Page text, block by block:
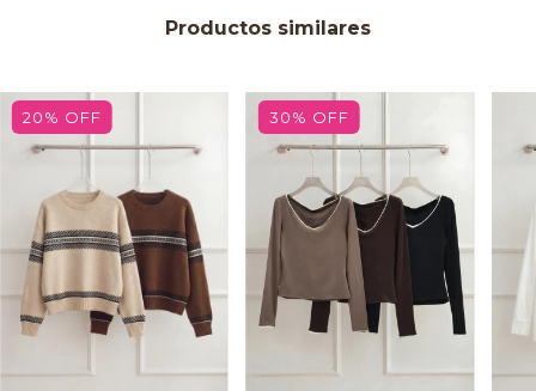
Productos similares
20% OFF 30% OFF